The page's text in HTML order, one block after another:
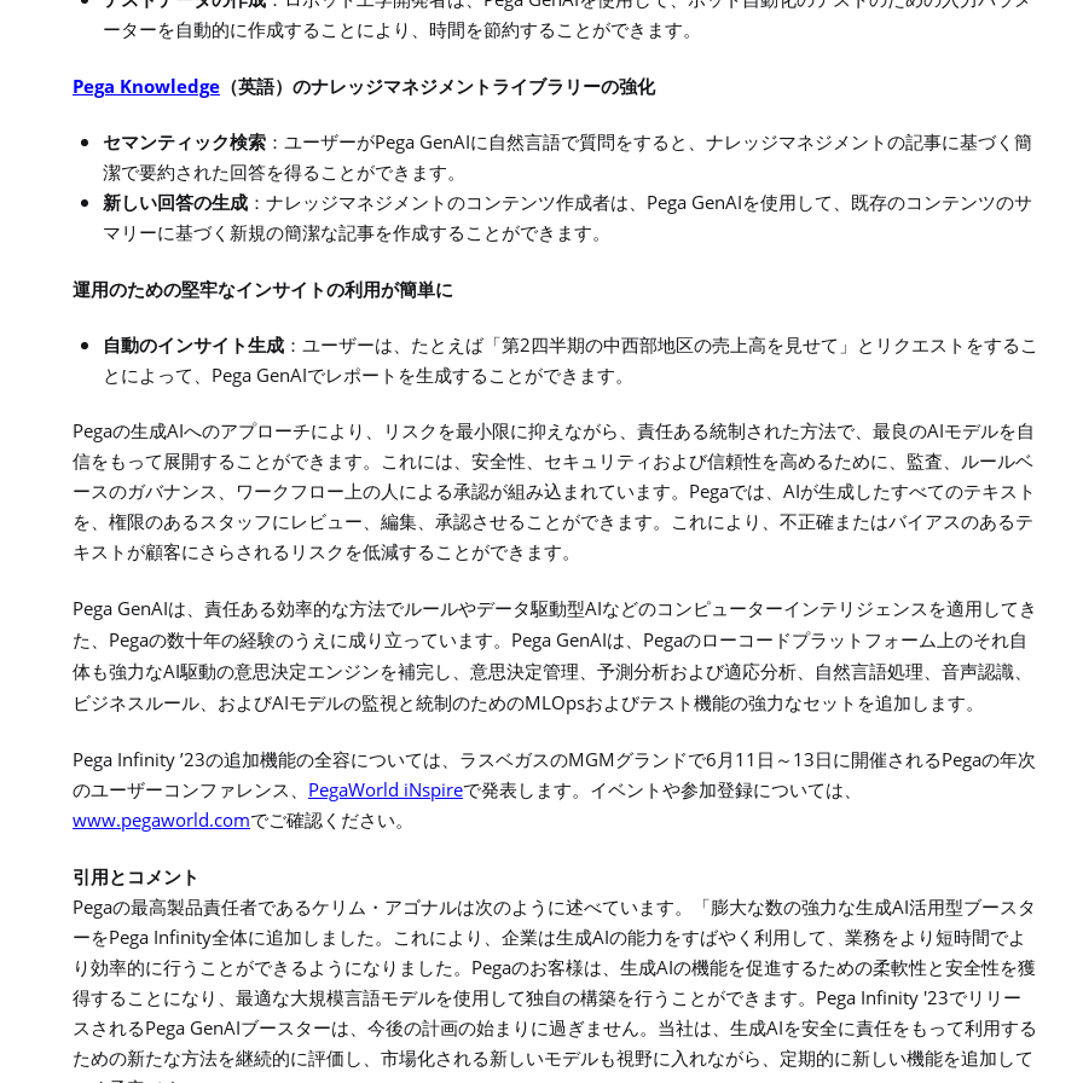
ーターを自動的に作成することにより、時間を節約することができます。
Pega Knowledge （英語）のナレッジマネジメントライブラリーの強化
セマンティック検索：ユーザーがPega GenAIに自然言語で質問をすると、ナレッジマネジメントの記事に基づく簡
潔で要約された回答を得ることができます。
新しい回答の生成：ナレッジマネジメントのコンテンツ作成者は、 Pega GenAIを使用して、既存のコンテンツのサ
マリーに基づく新規の簡潔な記事を作成することができます。
運用のための堅牢なインサイトの利用が簡単に
自動のインサイト生成：ユーザーは、たとえば「第2 四半期の中西部地区の売上高を見せて」とリクエストをするこ
とによって、 Pega GenAIでレポートを生成することができます。
Pegaの生成AIへのアプローチにより、リスクを最小限に抑えながら、責任ある統制された方法で、最良のAIモデルを自
信をもって展開することができます。これには、安全性、セキュリティおよび信頼性を高めるために、監査、ルールベ
ースのガバナンス、ワークフロー上の人による承認が組み込まれています。 Pegaでは、 AIが生成したすべてのテキスト
を、権限のあるスタッフにレビュー、編集、承認させることができます。これにより、不正確またはバイアスのあるテ
キストが顧客にさらされるリスクを低減することができます。
Pega GenAIは、責任ある効率的な方法でルールやデータ駆動型AIなどのコンピューターインテリジェンスを適用してき
た、 Pegaの数十年の経験のうえに成り立っています。 Pega GenAIは、 Pegaのローコードプラットフォーム上のそれ自
体も強力なAI駆動の意思決定エンジンを補完し、意思決定管理、予測分析および適応分析、自然言語処理、音声認識、
ビジネスルール、およびAIモデルの監視と統制のためのMLOpsおよびテスト機能の強力なセットを追加します。
Pega Infinity ’23の追加機能の全容については、ラスベガスのMGMグランドで6月 11 日～ 13 日に開催されるPegaの年次
のユーザーコンファレンス、 PegaWorld iNspireで発表します。イベントや参加登録については、
www.pegaworld.comでご確認ください。
引用とコメント
Pegaの最高製品責任者であるケリム・アゴナルは次のように述べています。「膨大な数の強力な生成AI活用型ブースタ
ーをPega Infinity全体に追加しました。これにより、企業は生成AIの能力をすばやく利用して、業務をより短時間でよ
り効率的に行うことができるようになりました。 Pegaのお客様は、生成AIの機能を促進するための柔軟性と安全性を獲
得することになり、最適な大規模言語モデルを使用して独自の構築を行うことができます。 Pega Infinity '23でリリー
スされるPega GenAIブースターは、今後の計画の始まりに過ぎません。当社は、生成AIを安全に責任をもって利用する
ための新たな方法を継続的に評価し、市場化される新しいモデルも視野に入れながら、定期的に新しい機能を追加して